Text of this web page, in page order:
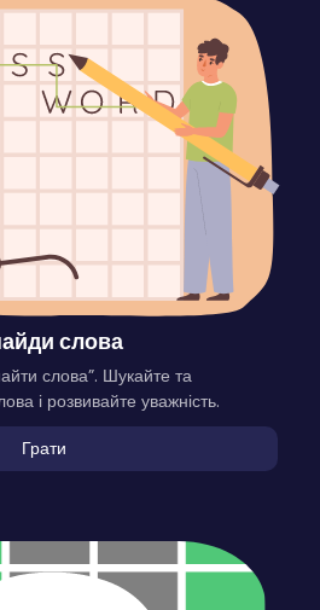
слова
слова”. Шукайте та
і розвивайте уважність.
Грати